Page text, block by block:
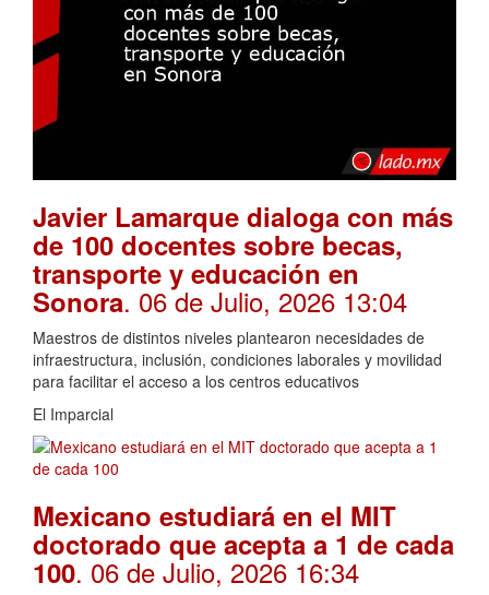
Javier Lamarque dialoga con más
de 100 docentes sobre becas,
transporte y educación en
Sonora. 06 de Julio, 2026 13:04
Maestros de distintos niveles plantearon necesidades de
infraestructura, inclusión, condiciones laborales y movilidad
para facilitar el acceso a los centros educativos
El Imparcial
Mexicano estudiará en el MIT
doctorado que acepta a 1 de cada
100. 06 de Julio, 2026 16:34